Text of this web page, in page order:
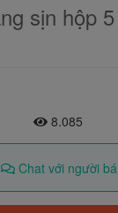
sịn hộp
8.085
Chat với người